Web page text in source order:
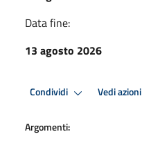
Data fine:
13 agosto 2026
Condividi Vedi azioni
Argomenti: